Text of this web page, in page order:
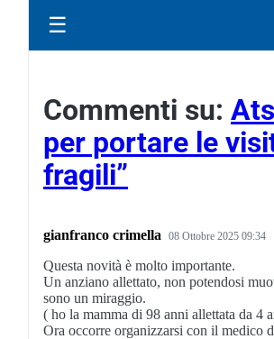
☰
Commenti su:
per portare le
fragili”
gianfranco crimella 08 Ottobre 2025 09:34
Questa novità è molto importante.
Un anziano allettato, non potendosi
sono un miraggio.
( ho la mamma di 98 anni allettata da 4
Ora occorre organizzarsi con il medico